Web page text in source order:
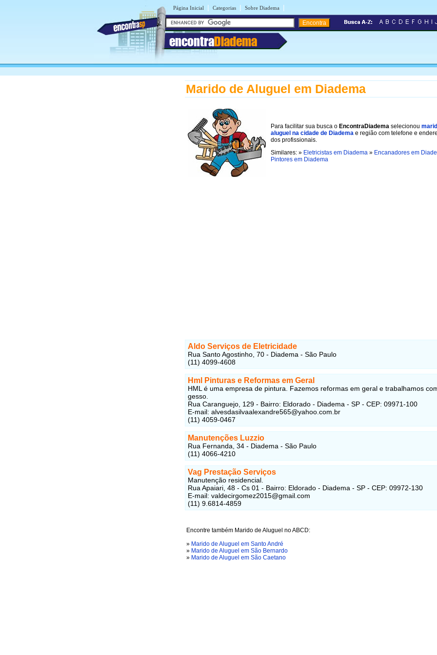
Página Inicial | Categorias | Sobre Diadema |
encontraDiadema
Marido de Aluguel em Diadema
Para facilitar sua busca o EncontraDiadema selecionou
aluguel na cidade de Diadema e região com telefone e
dos profissionais.
Similares: » Eletricistas em Diadema » Encanadores em
Pintores em Diadema
Aldo Serviços de Eletricidade
Rua Santo Agostinho, 70 - Diadema - São Paulo
(11) 4099-4608
Hml Pinturas e Reformas em Geral
HML é uma empresa de pintura. Fazemos reformas em geral e trabalhamos
gesso.
Rua Caranguejo, 129 - Bairro: Eldorado - Diadema - SP - CEP: 09971-100
E-mail: alvesdasilvaalexandre565@yahoo.com.br
(11) 4059-0467
Manutenções Luzzio
Rua Fernanda, 34 - Diadema - São Paulo
(11) 4066-4210
Vag Prestação Serviços
Manutenção residencial.
Rua Apaiari, 48 - Cs 01 - Bairro: Eldorado - Diadema - SP - CEP: 09972-130
E-mail: valdecirgomez2015@gmail.com
(11) 9.6814-4859
Encontre também Marido de Aluguel no ABCD:
» Marido de Aluguel em Santo André
» Marido de Aluguel em São Bernardo
» Marido de Aluguel em São Caetano